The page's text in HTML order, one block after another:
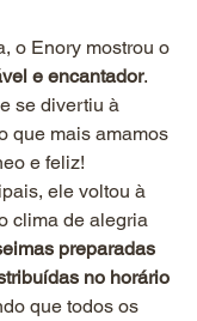
o Enory mostrou o
e encantador.
se divertiu à
que mais amamos
e feliz!
ele voltou à
clima de alegria
preparadas
no horário
que todos os